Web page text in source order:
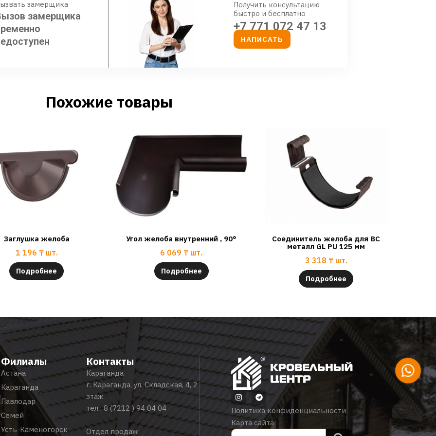
замерщика
замерщика
Получить консультацию
быстро и бесплатно
+7 771 072 47 13
НАПИСАТЬ
Похожие товары
Заглушка желоба
1 196 ₸ шт.
Подробнее
Угол желоба внутренний , 90°
6 069 ₸ шт.
Подробнее
Соединитель желоба для ВС
металл GL PU 125 мм
3 318 ₸ шт.
Подробнее
Филиалы
Астана
Караганда
Павлодар
Семей
Усть-Каменогорск
Контакты
Караганда
г. Караганда, ул. Складская, 4, 2
этаж
тел.:8 (7212 ) 94 04 04
Отдел продаж:
Политика конфиденциальности
Карта сайта